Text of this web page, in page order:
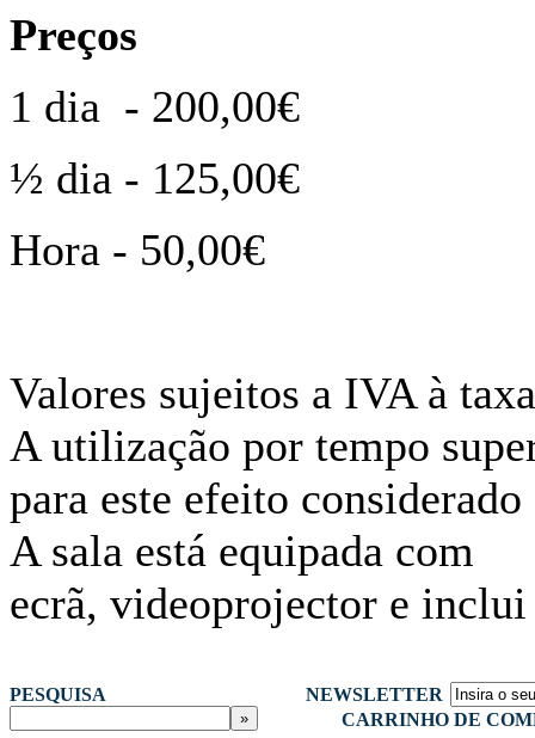
Preços
1 dia - 200,00€
½ dia - 125,00€
Hora - 50,00€
Valores sujeitos a IVA à
A utilização por tempo
para este efeito
A sala está equipada com
ecrã, videoprojector e inclui
PESQUISA
NEWSLETTER
CARRINHO DE